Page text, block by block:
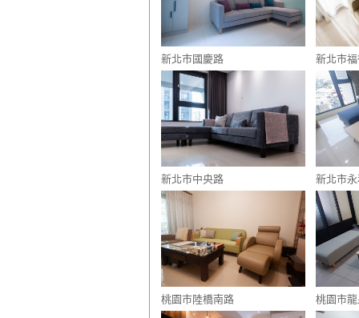
新北市國慶路 新北市
新北市中央路 新北市
桃園市陸橋南路 桃園市